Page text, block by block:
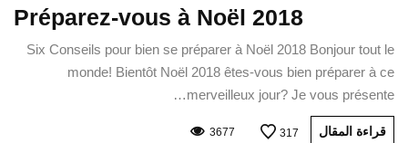
Préparez-vous à Noël 2018
Six Conseils pour bien se préparer à Noël 2018 Bonjour tout le
monde! Bientôt Noël 2018 êtes-vous bien préparer à ce
merveilleux jour? Je vous présente…
قراءة المقال 317
3677